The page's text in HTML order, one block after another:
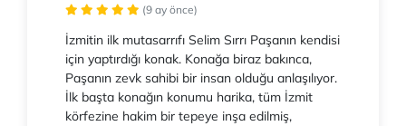
(9 ay önce)
İzmitin ilk mutasarrıfı Selim Sırrı Paşanın kendisi
için yaptırdığı konak. Konağa biraz bakınca,
Paşanın zevk sahibi bir insan olduğu anlaşılıyor.
İlk başta konağın konumu harika, tüm İzmit
körfezine hakim bir tepeye inşa edilmiş,